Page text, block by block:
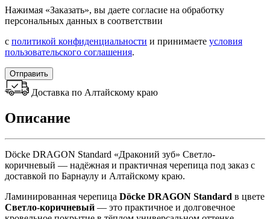
Нажимая «Заказать», вы даете согласие на обработку
персональных данных в соответствии
с политикой конфиденциальности и принимаете условия
пользовательского соглашения.
Отправить
Доставка по Алтайскому краю
Описание
Döcke DRAGON Standard «Драконий зуб» Светло-
коричневый — надёжная и практичная черепица под заказ с
доставкой по Барнаулу и Алтайскому краю.
Ламинированная черепица Döcke DRAGON Standard в цвете
Светло-коричневый — это практичное и долговечное